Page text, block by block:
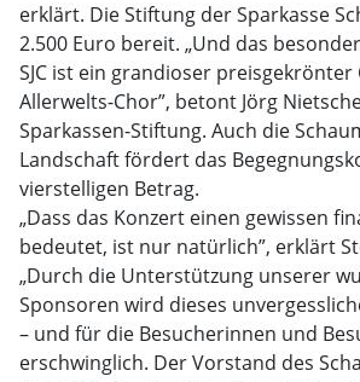
erklärt. Die Stiftung der Sparkasse
2.500 Euro bereit. „Und das
SJC ist ein grandioser preisgekrönter
Allerwelts-Chor”, betont Jörg
Sparkassen-Stiftung. Auch die
Landschaft fördert das
vierstelligen Betrag.
„Dass das Konzert einen gewissen
bedeutet, ist nur natürlich”, erklärt
„Durch die Unterstützung unserer
Sponsoren wird dieses
– und für die Besucherinnen und
erschwinglich. Der Vorstand des